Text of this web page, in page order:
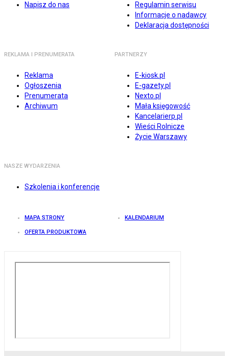
Napisz do nas
Regulamin serwisu
Informacje o nadawcy
Deklaracja dostępności
REKLAMA I PRENUMERATA
Reklama
Ogłoszenia
Prenumerata
Archiwum
PARTNERZY
E-kiosk.pl
E-gazety.pl
Nexto.pl
Mała księgowość
Kancelarierp.pl
Wieści Rolnicze
Życie Warszawy
NASZE WYDARZENIA
Szkolenia i konferencje
MAPA STRONY KALENDARIUM
OFERTA PRODUKTOWA